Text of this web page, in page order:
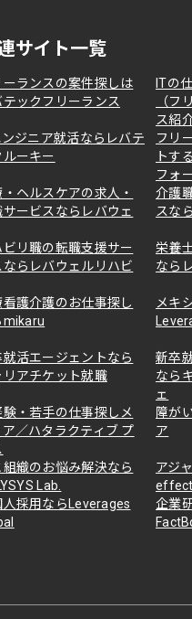
サイト一覧
ーランスの案件探しは
テックフリーランス
ITの
（フ
ス紹
ンジニア就活ならレバテ
ルーキー
フリ
トす
フォ
・ヘルスケアの求人・
サービスならレバウェ
介護
スな
ビリ職の転職支援サー
ならレバウェルリハビ
栄養
なら
看護介護のお仕事探し
mikaru
メキ
就活エージェントなら
リアチケット就職
新卒
なら
ェ
験・若手の仕事探しメ
ア／ハタラクティブ プ
障が
ア
組織のお悩み解決なら
Lab.
アジ
人採用ならLeverages
企業